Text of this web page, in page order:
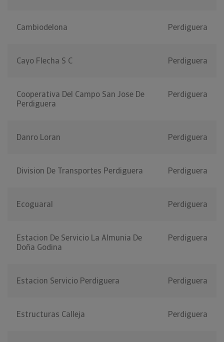
Cambiodelona Perdiguera
Cayo Flecha S C Perdiguera
Cooperativa Del Campo San Jose De
Perdiguera
Perdiguera
Danro Loran Perdiguera
Division De Transportes Perdiguera Perdiguera
Ecoguaral Perdiguera
Estacion De Servicio La Almunia De
Doña Godina
Perdiguera
Estacion Servicio Perdiguera Perdiguera
Estructuras Calleja Perdiguera